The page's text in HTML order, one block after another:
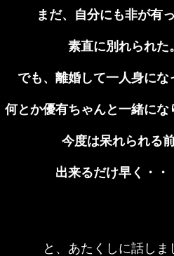
まだ、自分にも非が有
素直に別れられた
でも、離婚して一人身にな
何とか優有ちゃんと一緒にな
今度は呆れられる
出来るだけ早く・・
と、あたくしに話しま